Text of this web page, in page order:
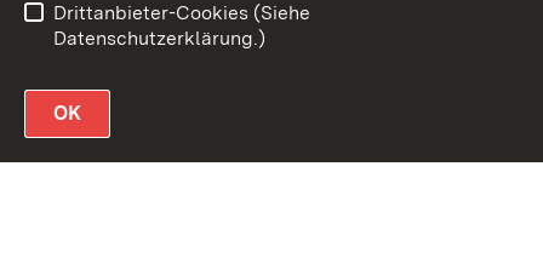
Drittanbieter-Cookies (Siehe
Datenschutzerklärung.)
OK